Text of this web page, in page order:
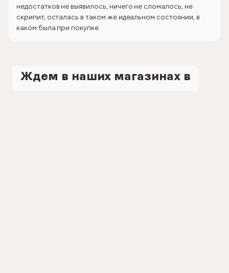
недостатков не выявилось, ничего не сломалось, не
скрипит, осталась в таком же идеальном состоянии, в
каком была при покупке.
Ждем в наших магазинах в